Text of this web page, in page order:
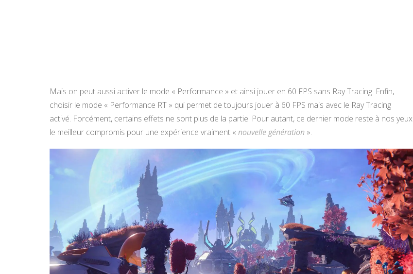
Mais on peut aussi activer le mode « Performance » et ainsi jouer en 60 FPS sans Ray Tracing. Enfin,
choisir le mode « Performance RT » qui permet de toujours jouer à 60 FPS mais avec le Ray Tracing
activé. Forcément, certains effets ne sont plus de la partie. Pour autant, ce dernier mode reste à nos yeux
le meilleur compromis pour une expérience vraiment « nouvelle génération ».